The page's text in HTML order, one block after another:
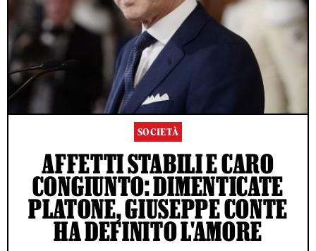
SOCIETÀ
AFFETTI STABILI E CARO
CONGIUNTO: DIMENTICATE
PLATONE, GIUSEPPE CONTE
HA DEFINITO L'AMORE